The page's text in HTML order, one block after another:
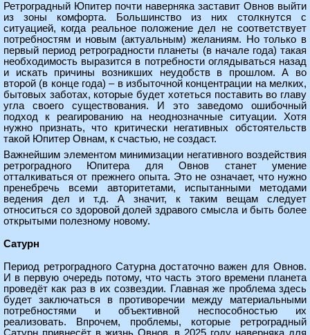
Ретроградный Юпитер почти наверняка заставит Овнов выйти
из зоны комфорта. Большинство из них столкнутся с
ситуацией, когда реальное положение дел не соответствует
потребностям и новым (актуальным) желаниям. Но только в
первый период ретроградности планеты (в начале года) такая
необходимость выразится в потребности оглядываться назад
и искать причины возникших неудобств в прошлом. А во
второй (в конце года) – в избыточной концентрации на мелких,
бытовых заботах, которые будет хотеться поставить во главу
угла своего существования. И это заведомо ошибочный
подход к реагированию на неоднозначные ситуации. Хотя
нужно признать, что критически негативных обстоятельств
такой Юпитер Овнам, к счастью, не создаст.
Важнейшим элементом минимизации негативного воздействия
ретроградного Юпитера для Овнов станет умение
отталкиваться от прежнего опыта. Это не означает, что нужно
пренебречь всеми авторитетами, испытанными методами
ведения дел и т.д. А значит, к таким вещам следует
относиться со здоровой долей здравого смысла и быть более
открытыми полезному новому.
Сатурн
Период ретроградного Сатурна достаточно важен для Овнов.
И в первую очередь потому, что часть этого времени планета
проведёт как раз в их созвездии. Главная же проблема здесь
будет заключаться в противоречии между материальными
потребностями и объективной неспособностью их
реализовать. Впрочем, проблемы, которые ретроградный